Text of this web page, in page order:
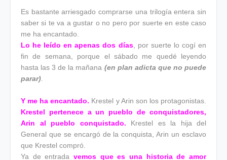
Es bastante arriesgado comprarse una trilogía entera sin
saber si te va a gustar o no pero por suerte en este caso
me ha encantado.
Lo he leído en apenas dos días, por suerte lo cogí en
fin de semana, porque el sábado me quedé leyendo
hasta las 3 de la mañana (en plan adicta que no puede
parar)
Y me ha encantado. Krestel y Arin son los protagonistas.
Krestel pertenece a un pueblo de conquistadores,
Arin al pueblo conquistado. Krestel es la hija del
General que se encargó de la conquista, Arin un esclavo
que Krestel compró.
Ya de entrada vemos que es una historia de amor